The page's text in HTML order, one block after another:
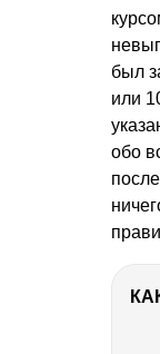
был
или
обо